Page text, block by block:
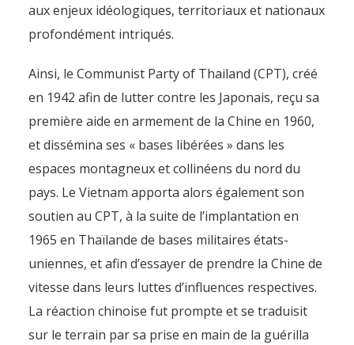
aux enjeux idéologiques, territoriaux et nationaux
profondément intriqués.
Ainsi, le Communist Party of Thailand (CPT), créé
en 1942 afin de lutter contre les Japonais, reçu sa
première aide en armement de la Chine en 1960,
et dissémina ses « bases libérées » dans les
espaces montagneux et collinéens du nord du
pays. Le Vietnam apporta alors également son
soutien au CPT, à la suite de l’implantation en
1965 en Thaïlande de bases militaires états-
uniennes, et afin d’essayer de prendre la Chine de
vitesse dans leurs luttes d’influences respectives.
La réaction chinoise fut prompte et se traduisit
sur le terrain par sa prise en main de la guérilla